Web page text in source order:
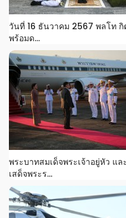
วันที่ 16 ธันวาคม 2567 พลโท
พร้อมด...
พระบาทสมเด็จพระเจ้าอยู่หัว แ
เสด็จพระร...